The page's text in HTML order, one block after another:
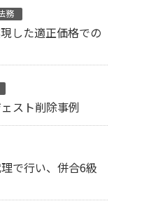
務
した適正価格での
スト削除事例
で行い、併合6級